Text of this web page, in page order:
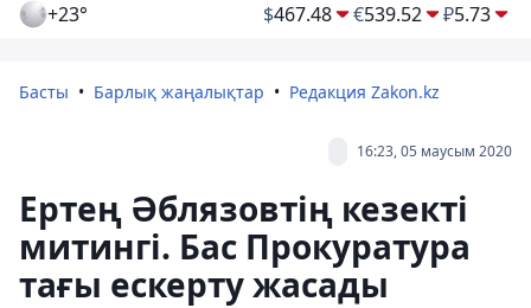
+23° $467.48 €539.52 ₽5.73
Басты Барлық жаңалықтар Редакция Zakon.kz
16:23, 05 маусым 2020
Ертең Әблязовтің кезекті
митингі. Бас Прокуратура
тағы ескерту жасады